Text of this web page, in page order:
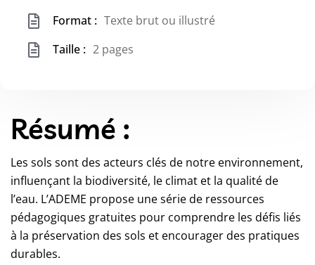
Format : Texte brut ou illustré
Taille : 2 pages
Résumé :
Les sols sont des acteurs clés de notre environnement,
influençant la biodiversité, le climat et la qualité de
l’eau. L’ADEME propose une série de ressources
pédagogiques gratuites pour comprendre les défis liés
à la préservation des sols et encourager des pratiques
durables.